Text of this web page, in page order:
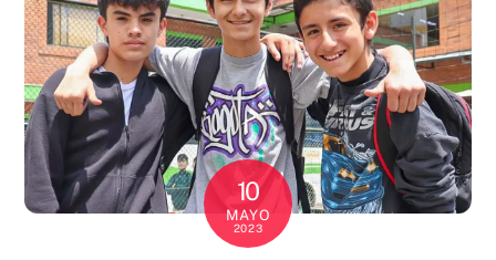
10
MAYO
2023